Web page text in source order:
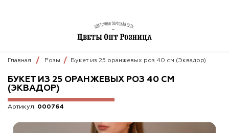
Главная Розы Букет из 25 оранжевых роз 40 см (Эквадор)
БУКЕТ ИЗ 25 ОРАНЖЕВЫХ РОЗ 40 СМ
(ЭКВАДОР)
Артикул: 000764